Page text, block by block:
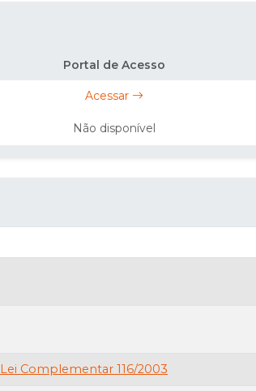
Portal de Acesso
Acessar
Não disponível
Lei Complementar 116/2003